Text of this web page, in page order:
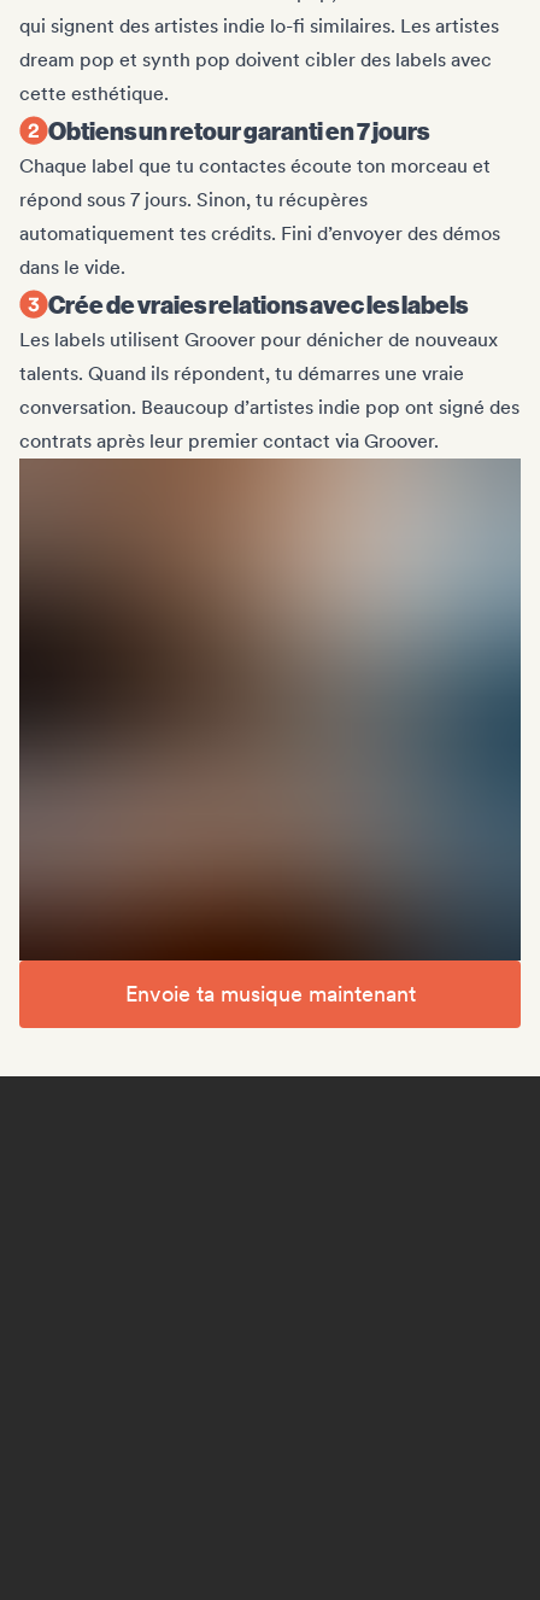
qui signent des artistes indie lo-fi similaires. Les artistes
dream pop et synth pop doivent cibler des labels avec
cette esthétique.
Obtiens un retour garanti en 7 jours
Chaque label que tu contactes écoute ton morceau et
répond sous 7 jours. Sinon, tu récupères
automatiquement tes crédits. Fini d’envoyer des démos
dans le vide.
Crée de vraies relations avec les labels
Les labels utilisent Groover pour dénicher de nouveaux
talents. Quand ils répondent, tu démarres une vraie
conversation. Beaucoup d’artistes indie pop ont signé des
contrats après leur premier contact via Groover.
Envoie ta musique maintenant